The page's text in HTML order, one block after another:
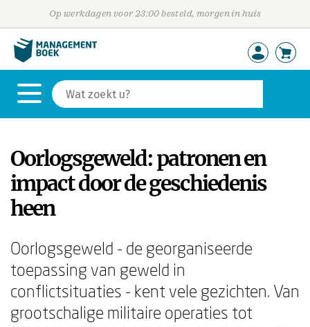
Op werkdagen voor 23:00 besteld, morgen in huis
Oorlogsgeweld: patronen en
impact door de geschiedenis
heen
Oorlogsgeweld - de georganiseerde
toepassing van geweld in
conflictsituaties - kent vele gezichten. Van
grootschalige militaire operaties tot